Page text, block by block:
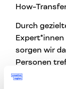
How-
Durch
sorgen wir
Personen
Mentorings